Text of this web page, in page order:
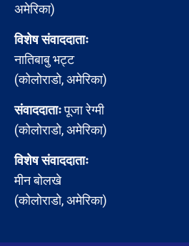
अमेरिका)
विशेष संवाददाताः
नातिबाबु भट्ट
(कोलोराडो, अमेरिका)
संवाददाताःपूजा रेग्मी
(कोलोराडो, अमेरिका)
विशेष संवाददाताः
मीन बोलखे
(कोलोराडो, अमेरिका)